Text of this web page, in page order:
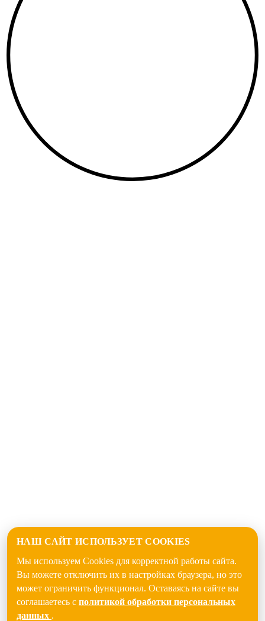
НАШ САЙТ ИСПОЛЬЗУЕТ COOKIES
Мы используем Cookies для корректной работы сайта.
Вы можете отключить их в настройках браузера, но это
может ограничить функционал. Оставаясь на сайте вы
соглашаетесь с политикой обработки персональных
данных .